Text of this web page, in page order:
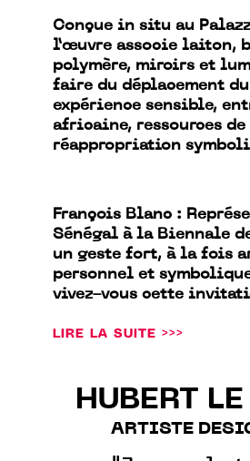
Conçue in situ au
l’œuvre associe laiton,
polymère, miroirs et
faire du déplacement
expérience sensible,
africaine, ressources
réappropriation
François Blanc :
Sénégal à la Biennale
un geste fort, à la fois
personnel et
vivez-vous cette
LIRE LA SUITE >>>
HUBERT
ARTISTE